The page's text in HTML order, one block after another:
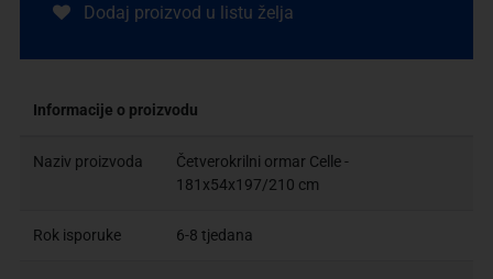
Dodaj proizvod u listu želja
Informacije o proizvodu
Naziv proizvoda
Četverokrilni ormar Celle -
181x54x197/210 cm
Rok isporuke 6-8 tjedana